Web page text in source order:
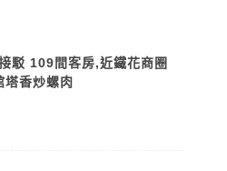
駁 109間客房,近鐵花商圈
塔香炒螺肉